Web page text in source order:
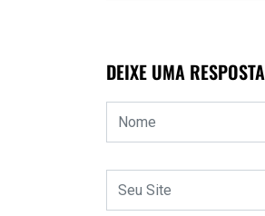
DEIXE UMA RESPOSTA